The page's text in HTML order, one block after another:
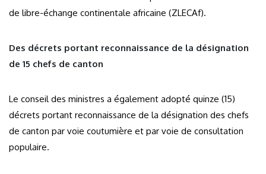
de libre-échange continentale africaine (ZLECAf).
Des décrets portant reconnaissance de la désignation
de 15 chefs de canton
Le conseil des ministres a également adopté quinze (15)
décrets portant reconnaissance de la désignation des chefs
de canton par voie coutumière et par voie de consultation
populaire.